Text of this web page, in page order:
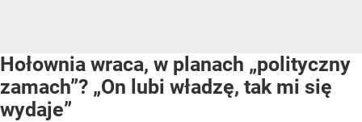
Hołownia wraca, w planach „polityczny
zamach”? „On lubi władzę, tak mi się
wydaje”